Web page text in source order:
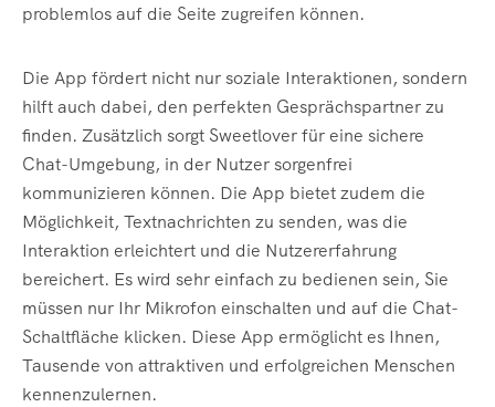
problemlos auf die Seite zugreifen können.
Die App fördert nicht nur soziale Interaktionen, sondern
hilft auch dabei, den perfekten Gesprächspartner zu
finden. Zusätzlich sorgt Sweetlover für eine sichere
Chat-Umgebung, in der Nutzer sorgenfrei
kommunizieren können. Die App bietet zudem die
Möglichkeit, Textnachrichten zu senden, was die
Interaktion erleichtert und die Nutzererfahrung
bereichert. Es wird sehr einfach zu bedienen sein, Sie
müssen nur Ihr Mikrofon einschalten und auf die Chat-
Schaltfläche klicken. Diese App ermöglicht es Ihnen,
Tausende von attraktiven und erfolgreichen Menschen
kennenzulernen.